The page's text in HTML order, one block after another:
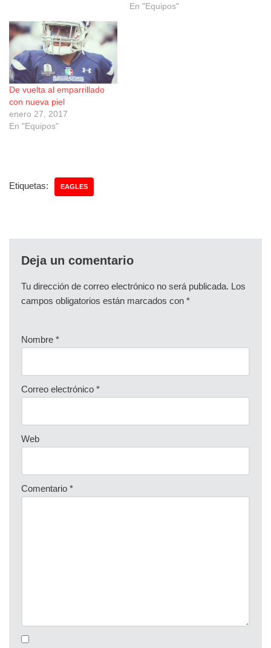
En "Equipos"
De vuelta al emparrillado
con nueva piel
enero 27, 2017
En "Equipos"
Etiquetas: EAGLES
Deja un comentario
Tu dirección de correo electrónico no será publicada. Los
campos obligatorios están marcados con *
Nombre *
Correo electrónico *
Web
Comentario *